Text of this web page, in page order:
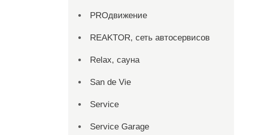
PROдвижение
REAKTOR, сеть автосервисов
Relax, сауна
San dе Vie
Service
Service Garage